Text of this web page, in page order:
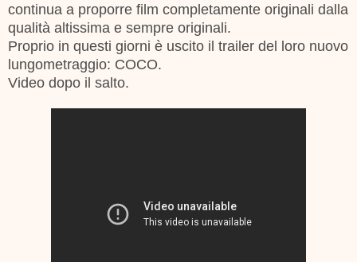
continua a proporre film completamente originali dalla
qualità altissima e sempre originali.
Proprio in questi giorni è uscito il trailer del loro nuovo
lungometraggio: COCO.
Video dopo il salto.